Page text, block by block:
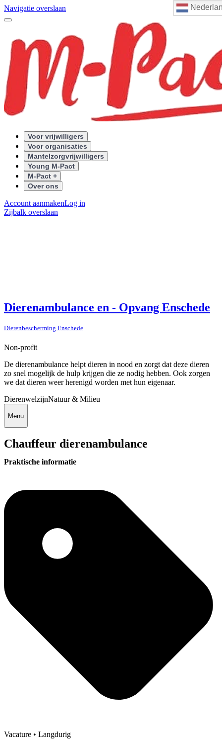
Navigatie overslaan
Voor vrijwilligers
Voor organisaties
Mantelzorgvrijwilligers
Young M-Pact
M-Pact +
Over ons
Account aanmakenLog in
Zijbalk overslaan
Dierenambulance en - Opvang Enschede
Dierenbescherming Enschede
Non-profit
De dierenambulance helpt dieren in nood en zorgt dat deze dieren
zo snel mogelijk de hulp krijgen die ze nodig hebben. Ook zorgen
we dat dieren weer herenigd worden met hun eigenaar.
DierenwelzijnNatuur & Milieu
Menu
Chauffeur dierenambulance
Praktische informatie
Vacature • Langdurig